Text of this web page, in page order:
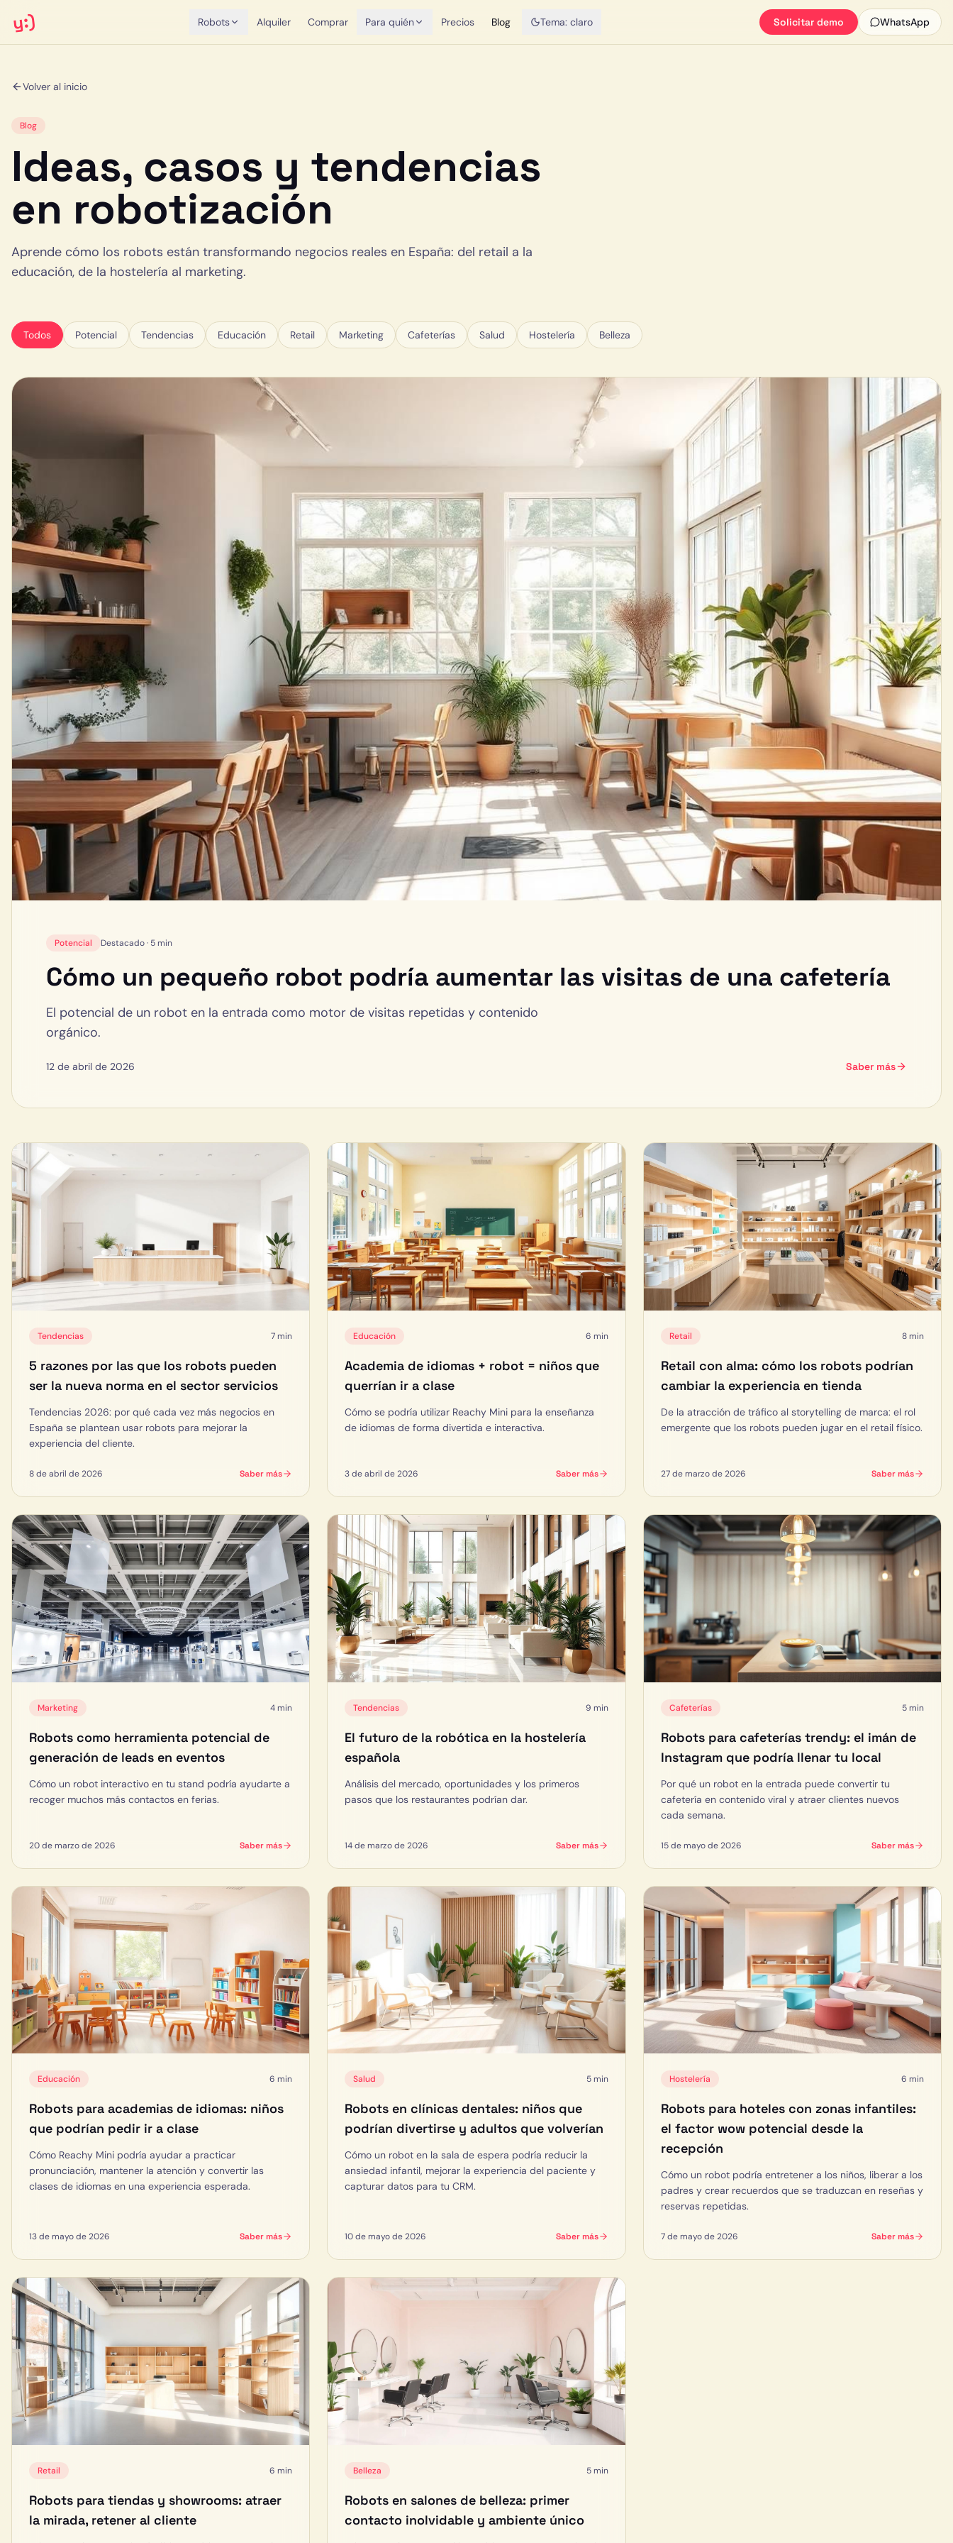
y:) Robots Alquiler Comprar Para quién Precios Blog Tema: claro Solicitar demo WhatsApp
Volver al inicio
Blog
Ideas, casos y tendencias
en robotización
Aprende cómo los robots están transformando negocios reales en España: del retail a la
educación, de la hostelería al marketing.
Todos Potencial Tendencias Educación Retail Marketing Cafeterías Salud Hostelería Belleza
Potencial Destacado · 5 min
Cómo un pequeño robot podría aumentar las visitas de una cafetería
El potencial de un robot en la entrada como motor de visitas repetidas y contenido
orgánico.
12 de abril de 2026 Saber más
Tendencias 7 min
5 razones por las que los robots pueden
ser la nueva norma en el sector servicios
Tendencias 2026: por qué cada vez más negocios en
España se plantean usar robots para mejorar la
experiencia del cliente.
8 de abril de 2026 Saber más
Educación 6 min
Academia de idiomas + robot = niños que
querrían ir a clase
Cómo se podría utilizar Reachy Mini para la enseñanza
de idiomas de forma divertida e interactiva.
3 de abril de 2026 Saber más
Retail 8 min
Retail con alma: cómo los robots podrían
cambiar la experiencia en tienda
De la atracción de tráfico al storytelling de marca: el rol
emergente que los robots pueden jugar en el retail físico.
27 de marzo de 2026 Saber más
Marketing 4 min
Robots como herramienta potencial de
generación de leads en eventos
Cómo un robot interactivo en tu stand podría ayudarte a
recoger muchos más contactos en ferias.
20 de marzo de 2026 Saber más
Tendencias 9 min
El futuro de la robótica en la hostelería
española
Análisis del mercado, oportunidades y los primeros
pasos que los restaurantes podrían dar.
14 de marzo de 2026 Saber más
Cafeterías 5 min
Robots para cafeterías trendy: el imán de
Instagram que podría llenar tu local
Por qué un robot en la entrada puede convertir tu
cafetería en contenido viral y atraer clientes nuevos
cada semana.
15 de mayo de 2026 Saber más
Educación 6 min
Robots para academias de idiomas: niños
que podrían pedir ir a clase
Cómo Reachy Mini podría ayudar a practicar
pronunciación, mantener la atención y convertir las
clases de idiomas en una experiencia esperada.
13 de mayo de 2026 Saber más
Salud 5 min
Robots en clínicas dentales: niños que
podrían divertirse y adultos que volverían
Cómo un robot en la sala de espera podría reducir la
ansiedad infantil, mejorar la experiencia del paciente y
capturar datos para tu CRM.
10 de mayo de 2026 Saber más
Hostelería 6 min
Robots para hoteles con zonas infantiles:
el factor wow potencial desde la
recepción
Cómo un robot podría entretener a los niños, liberar a los
padres y crear recuerdos que se traduzcan en reseñas y
reservas repetidas.
7 de mayo de 2026 Saber más
Retail 6 min
Robots para tiendas y showrooms: atraer
la mirada, retener al cliente
Belleza 5 min
Robots en salones de belleza: primer
contacto inolvidable y ambiente único